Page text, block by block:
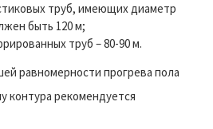
труб, имеющих диаметр
быть 120 м;
труб – 80-90 м.
равномерности прогрева пола
контура рекомендуется